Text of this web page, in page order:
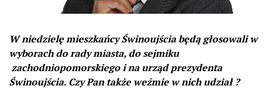
W niedzielę mieszkańcy Świnoujścia będą głosowali w
wyborach do rady miasta, do sejmiku
zachodniopomorskiego i na urząd prezydenta
Świnoujścia. Czy Pan także weźmie w nich udział ?